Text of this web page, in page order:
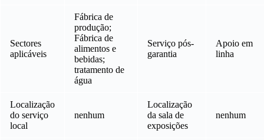
Sectores
aplicáveis
Fábrica de
produção;
Fábrica de
alimentos e
bebidas;
tratamento de
água
Serviço pós-
garantia
Apoio em
linha
Localização
do serviço
local
nenhum
Localização
da sala de
exposições
nenhum